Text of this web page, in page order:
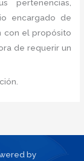
pertenencias,
encargado de
con el propósito
de requerir un
by